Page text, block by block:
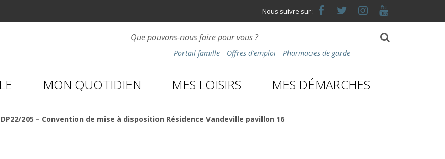
Nous suivre sur :
Lien
vers
Facebook
Lien
vers
Twitter
Lien
vers
compte
vers
Portail famille Offres d'emploi Pharmacies de garde
MON QUOTIDIEN MES LOISIRS MES DÉMARCHES
DP22/205 – Convention de mise à disposition Résidence Vandeville pavillon 16